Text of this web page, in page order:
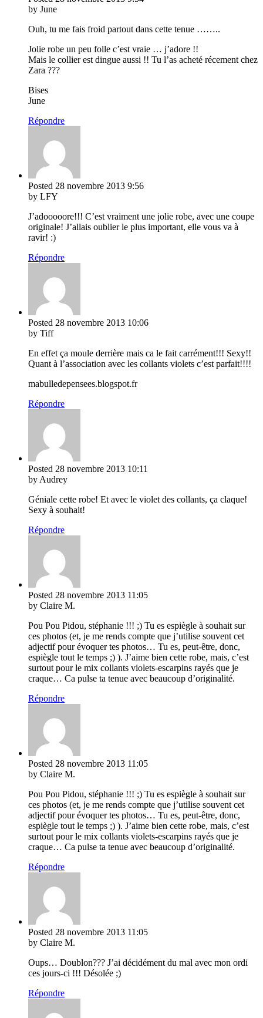
by June
Ouh, tu me fais froid partout dans cette tenue ……..
Jolie robe un peu folle c’est vraie … j’adore !!
Mais le collier est dingue aussi !! Tu l’as acheté récement chez
Zara ???
Bises
June
Répondre
Posted 28 novembre 2013 9:56
by LFY
J’adooooore!!! C’est vraiment une jolie robe, avec une coupe
originale! J’allais oublier le plus important, elle vous va à
ravir! :)
Répondre
Posted 28 novembre 2013 10:06
by Tiff
En effet ça moule derrière mais ca le fait carrément!!! Sexy!!
Quant à l’association avec les collants violets c’est parfait!!!!
mabulledepensees.blogspot.fr
Répondre
Posted 28 novembre 2013 10:11
by Audrey
Géniale cette robe! Et avec le violet des collants, ça claque!
Sexy à souhait!
Répondre
Posted 28 novembre 2013 11:05
by Claire M.
Pou Pou Pidou, stéphanie !!! ;) Tu es espiègle à souhait sur
ces photos (et, je me rends compte que j’utilise souvent cet
adjectif pour évoquer tes photos… Tu es, peut-être, donc,
espiègle tout le temps ;) ). J’aime bien cette robe, mais, c’est
surtout pour le mix collants violets-escarpins rayés que je
craque… Ca pulse ta tenue avec beaucoup d’originalité.
Répondre
Posted 28 novembre 2013 11:05
by Claire M.
Pou Pou Pidou, stéphanie !!! ;) Tu es espiègle à souhait sur
ces photos (et, je me rends compte que j’utilise souvent cet
adjectif pour évoquer tes photos… Tu es, peut-être, donc,
espiègle tout le temps ;) ). J’aime bien cette robe, mais, c’est
surtout pour le mix collants violets-escarpins rayés que je
craque… Ca pulse ta tenue avec beaucoup d’originalité.
Répondre
Posted 28 novembre 2013 11:05
by Claire M.
Oups… Doublon??? J’ai décidément du mal avec mon ordi
ces jours-ci !!! Désolée ;)
Répondre